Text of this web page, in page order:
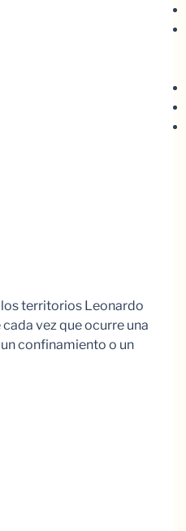
territorios Leonardo
vez que ocurre una
confinamiento o un